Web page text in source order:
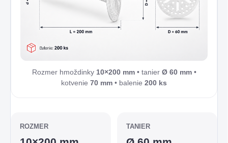
Rozmer hmoždinky 10×200 mm• tanier Ø 60 mm•
kotvenie 70 mm • balenie 200 ks
ROZMER TANIER